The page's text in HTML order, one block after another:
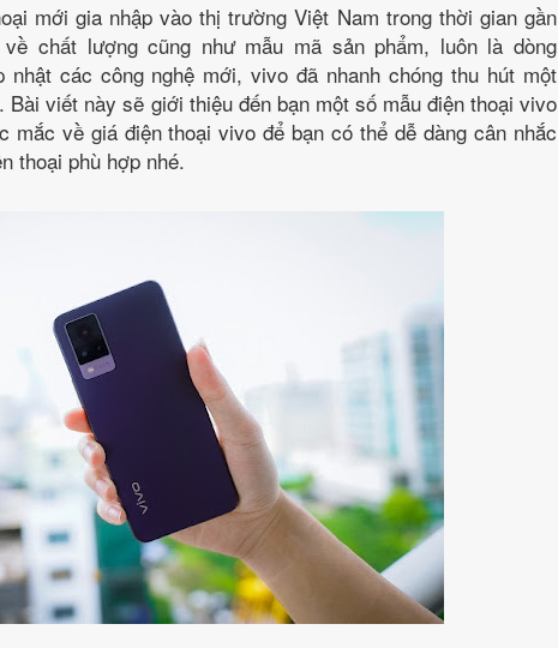
mới gia nhập vào thị trường Việt Nam trong thời gian gần
chất lượng cũng như mẫu mã sản phẩm, luôn là dòng
các công nghệ mới, vivo đã nhanh chóng thu hút một
viết này sẽ giới thiệu đến bạn một số mẫu điện thoại vivo
mắc về giá điện thoại vivo để bạn có thể dễ dàng cân nhắc
thoại phù hợp nhé.